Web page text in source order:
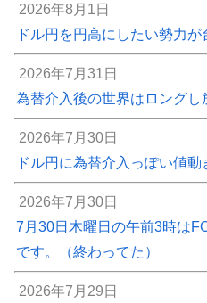
2026年8月1日
ドル円を円高にしたい勢力が
2026年7月31日
為替介入後の世界はロングし
2026年7月30日
ドル円に為替介入っぽい値
2026年7月30日
7月30日木曜日の午前3時は
です。（終わってた）
2026年7月29日